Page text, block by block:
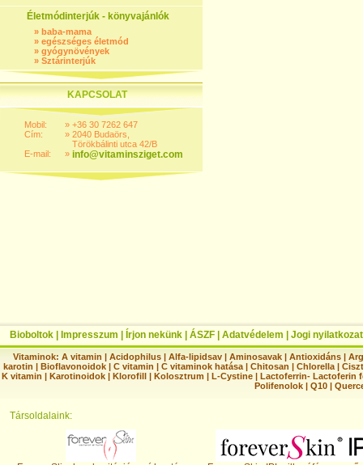
Életmódinterjúk - könyvajánlók
» baba-mama
» egészséges életmód
» gyógynövények
» Sztárinterjúk
KAPCSOLAT
Mobil:
Cím:
E-mail:
»
»
»
+36 30 7262 647
2040 Budaörs,
Törökbálinti utca 42/B
info@vitaminsziget.com
Bioboltok Impresszum Írjon nekünk ÁSZF Adatvédelem Jogi nyilatkozat
Vitaminok: A vitamin |Acidophilus |Alfa-lipidsav |Aminosavak |Antioxidáns |
karotin | Bioflavonoidok | C vitamin | C vitaminok hatása | Chitosan | Chlorella |
K vitamin | Karotinoidok | Klorofill | Kolosztrum | L-Cystine | Lactoferrin- Lactoferin
Polifenolok |Q10 |
Társoldalaink: